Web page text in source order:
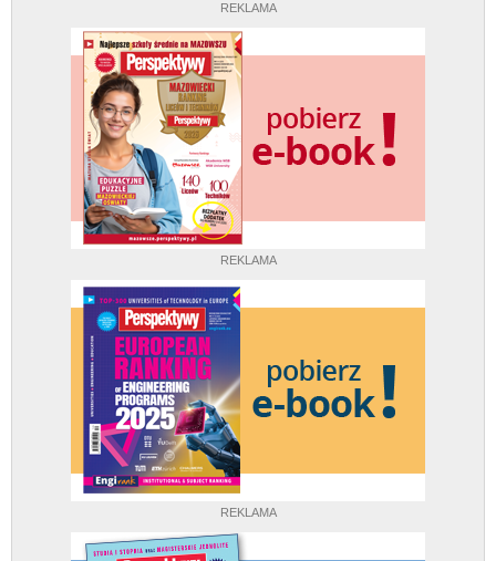
REKLAMA
REKLAMA
REKLAMA